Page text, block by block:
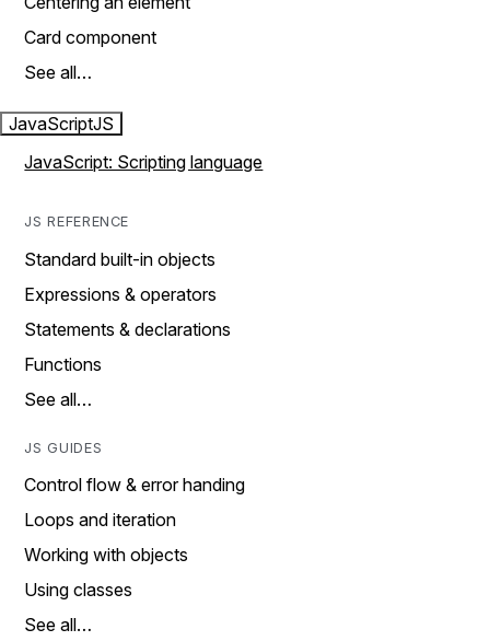
Card component
See all…
JavaScriptJS
JavaScript: Scripting language
JS REFERENCE
Standard built-in objects
Expressions & operators
Statements & declarations
Functions
See all…
JS GUIDES
Control flow & error handing
Loops and iteration
Working with objects
Using classes
See all…